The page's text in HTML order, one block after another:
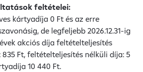
feltételei:
kártyadíja 0 Ft és az erre
de legfeljebb 2026.12.31-ig
akciós díja feltételteljesítés
835 Ft, feltételteljesítés nélküli díja: 5
10 440 Ft.